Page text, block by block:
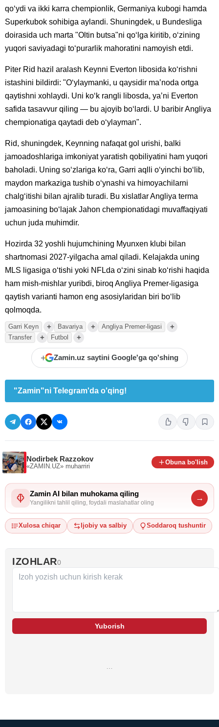
qoʻydi va ikki karra chempionlik, Germaniya kubogi hamda
Superkubok sohibiga aylandi. Shuningdek, u Bundesliga
doirasida uch marta "Oltin butsa"ni qoʻlga kiritib, oʻzining
yuqori saviyadagi toʻpurarlik mahoratini namoyish etdi.
Piter Rid hazil aralash Keynni Everton libosida koʻrishni
istashini bildirdi: "Oʻylaymanki, u qaysidir maʼnoda ortga
qaytishni xohlaydi. Uni koʻk rangli libosda, yaʼni Everton
safida tasavvur qiling — bu ajoyib boʻlardi. U baribir Angliya
chempionatiga qaytadi deb oʻylayman".
Rid, shuningdek, Keynning nafaqat gol urishi, balki
jamoadoshlariga imkoniyat yaratish qobiliyatini ham yuqori
baholadi. Uning soʻzlariga koʻra, Garri aqlli oʻyinchi boʻlib,
maydon markaziga tushib oʻynashi va himoyachilarni
chalgʻitishi bilan ajralib turadi. Bu xislatlar Angliya terma
jamoasining boʻlajak Jahon chempionatidagi muvaffaqiyati
uchun juda muhimdir.
Hozirda 32 yoshli hujumchining Myunxen klubi bilan
shartnomasi 2027-yilgacha amal qiladi. Kelajakda uning
MLS ligasiga oʻtishi yoki NFLda oʻzini sinab koʻrishi haqida
ham mish-mishlar yuribdi, biroq Angliya Premer-ligasiga
qaytish varianti hamon eng asosiylaridan biri boʻlib
qolmoqda.
Garri Keyn + Bavariya + Angliya Premer-ligasi +
Transfer + Futbol +
+ Zamin.uz saytini Google'ga qo'shing
"Zamin"ni Telegram'da o'qing!
Nodirbek Razzokov
«ZAMIN.UZ» muharriri
Obuna bo'lish
Zamin AI bilan muhokama qiling
Yangilikni tahlil qiling, foydali maslahatlar oling
→
Xulosa chiqar Ijobiy va salbiy Soddaroq tushuntir
IZOHLAR0
Yuborish